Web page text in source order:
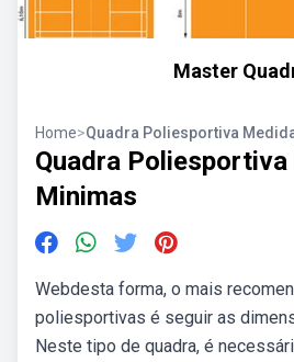
Master
Home>Quadra Poliesportiva
Quadra
Minimas
Webdesta forma, o mais
poliesportivas é seguir as
Neste tipo de quadra, é